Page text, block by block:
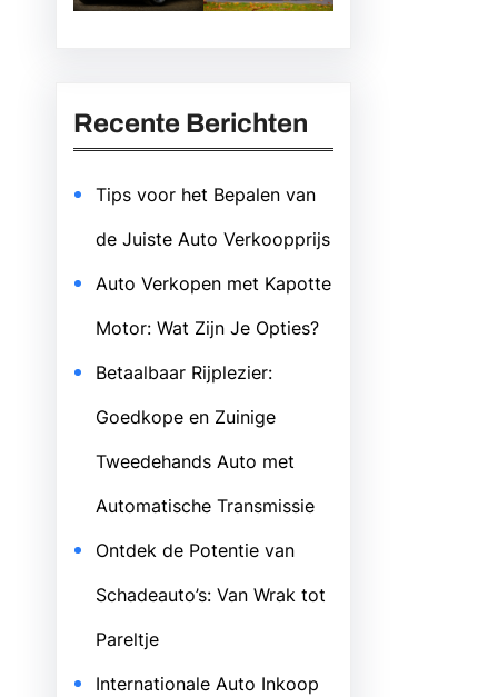
Recente Berichten
Tips voor het Bepalen van
de Juiste Auto Verkoopprijs
Auto Verkopen met Kapotte
Motor: Wat Zijn Je Opties?
Betaalbaar Rijplezier:
Goedkope en Zuinige
Tweedehands Auto met
Automatische Transmissie
Ontdek de Potentie van
Schadeauto’s: Van Wrak tot
Pareltje
Internationale Auto Inkoop